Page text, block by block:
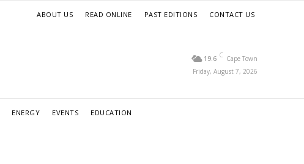
ABOUT US READ ONLINE PAST EDITIONS CONTACT US
19.6 C Cape Town
Friday, August 7, 2026
ENERGY EVENTS EDUCATION